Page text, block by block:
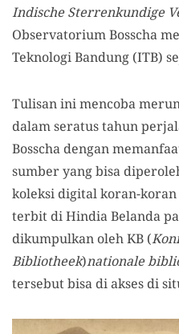
Indische Sterrenkundige
Observatorium Bosscha
Teknologi Bandung (ITB)
Tulisan ini mencoba
dalam seratus tahun
Bosscha dengan
sumber yang bisa
koleksi digital koran-
terbit di Hindia Belanda
dikumpulkan oleh KB (
Bibliotheek)nationale
tersebut bisa di akses di